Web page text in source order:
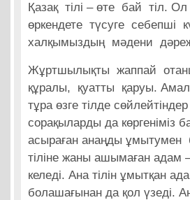
Қазақ тілі – өте бай тіл.
өркендете түсуге себепші
халқымыздың мәдени
Жұртшылықты жаппай
құралы, қуатты қаруы. Амал
тұра өзге тілде
сорақыларды да көргеніміз
асыраған анаңды ұмытумен
тіліне жаны ашымаған адам
келеді. Ана тілін ұмытқан
болашағынан да қол үзеді.